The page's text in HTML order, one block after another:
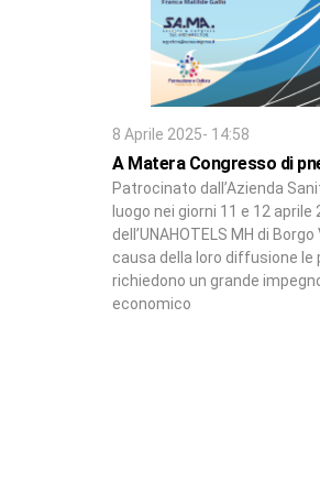
8 Aprile 2025- 14:58
A Matera Congresso di
Patrocinato dall’Azienda
luogo nei giorni 11 e 12
dell’UNAHOTELS MH di
causa della loro diffusione le
richiedono un grande
economico